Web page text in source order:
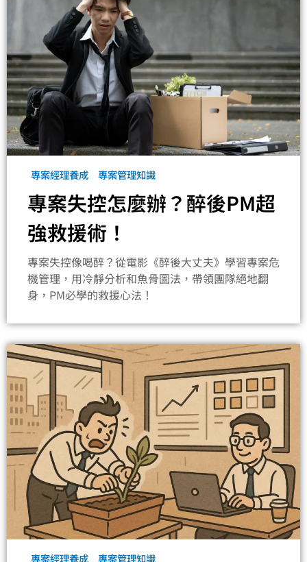
專案經理養成 專案管理知識
專案失控怎麼辦？醉後PM超
強救援術！
專案失控像喝醉？從電影《醉後大丈夫》學習專案危
機管理，用冷靜分析和魚骨圖法，帶領團隊絕地翻
身，PM必學的救援心法！
專案經理養成 專案管理知識